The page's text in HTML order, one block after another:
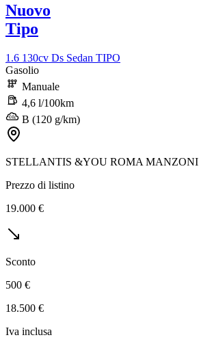
Nuovo
Tipo
1.6 130cv Ds Sedan TIPO
Gasolio
Manuale
4,6 l/100km
B (120 g/km)
STELLANTIS &YOU ROMA MANZONI
Prezzo di listino
19.000 €
Sconto
500 €
18.500 €
Iva inclusa